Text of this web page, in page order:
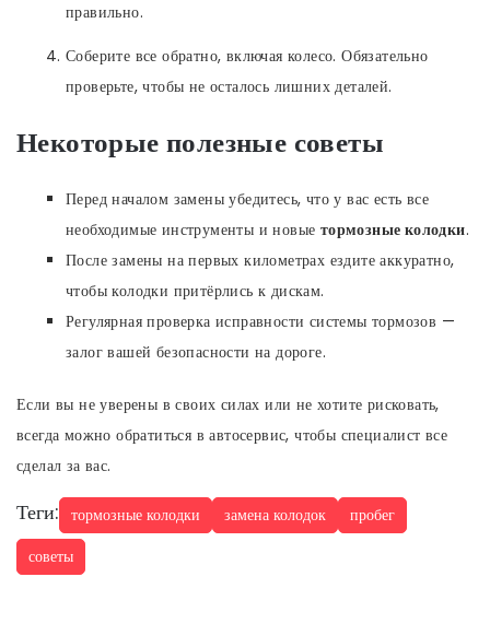
правильно.
Соберите все обратно, включая колесо. Обязательно
проверьте, чтобы не осталось лишних деталей.
Некоторые полезные советы
Перед началом замены убедитесь, что у вас есть все
необходимые инструменты и новые тормозные колодки.
После замены на первых километрах ездите аккуратно,
чтобы колодки притёрлись к дискам.
Регулярная проверка исправности системы тормозов —
залог вашей безопасности на дороге.
Если вы не уверены в своих силах или не хотите рисковать,
всегда можно обратиться в автосервис, чтобы специалист все
сделал за вас.
Теги: тормозные колодки замена колодок
пробег
советы